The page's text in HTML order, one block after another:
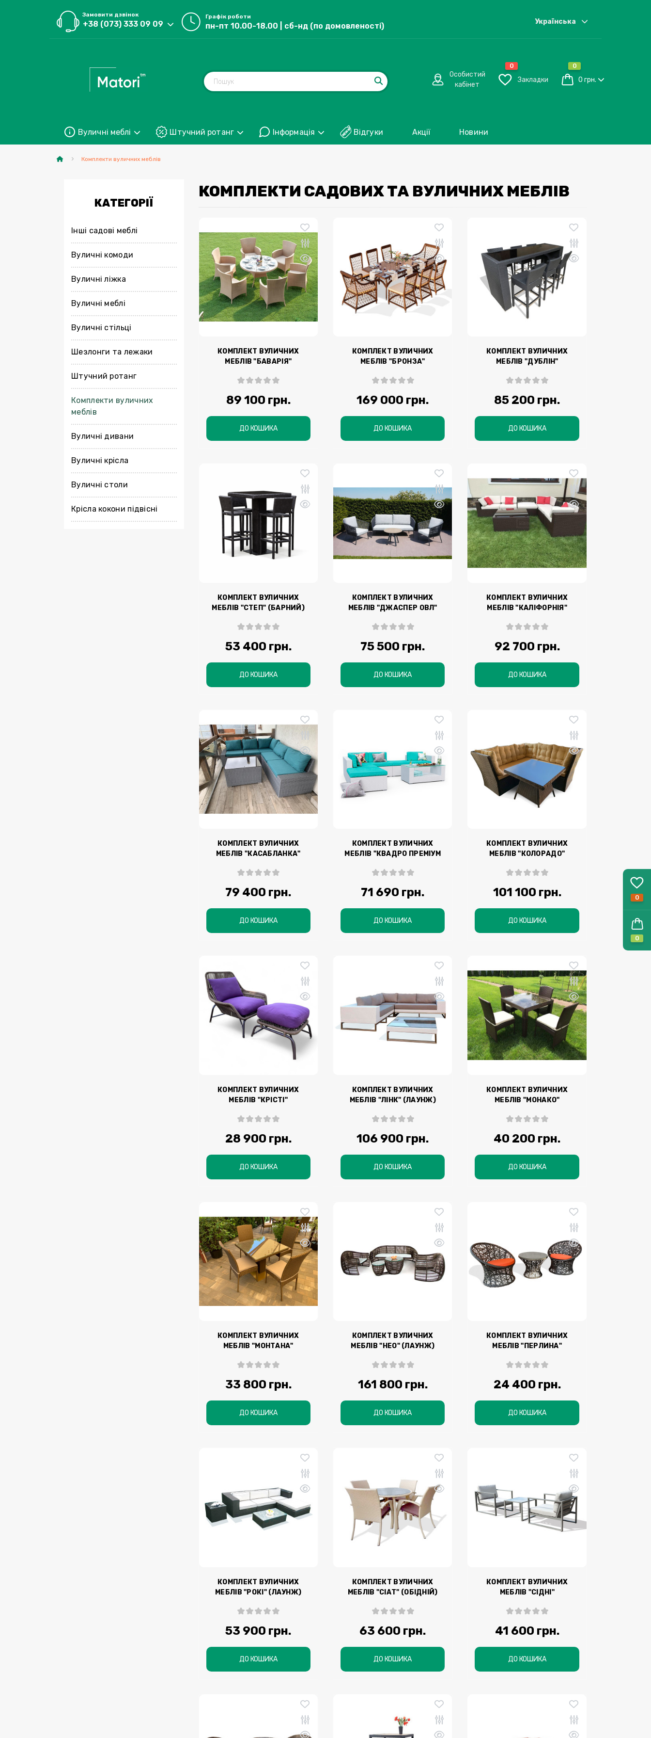
0
0
Замовити дзвінок
+38 (073) 333 09 09
Графік роботи
пн-пт 10.00-18.00 | сб-нд (по домовленості) Українська
Особистий
кабінет
Закладки
0 0
0 грн.
Вуличні меблі Штучний ротанг Інформація Відгуки Акції Новини
Комплекти вуличних меблів
КАТЕГОРІЇ
Інші садові меблі
Вуличні комоди
Вуличні ліжка
Вуличні меблі
Вуличні стільці
Шезлонги та лежаки
Штучний ротанг
Комплекти вуличних
меблів
Вуличні дивани
Вуличні крісла
Вуличні столи
Крісла кокони підвісні
КОМПЛЕКТИ САДОВИХ ТА ВУЛИЧНИХ МЕБЛІВ
КОМПЛЕКТ ВУЛИЧНИХ
МЕБЛІВ "БАВАРІЯ"
89 100 грн.
ДО КОШИКА
КОМПЛЕКТ ВУЛИЧНИХ
МЕБЛІВ "БРОНЗА"
169 000 грн.
ДО КОШИКА
КОМПЛЕКТ ВУЛИЧНИХ
МЕБЛІВ "ДУБЛІН"
85 200 грн.
ДО КОШИКА
КОМПЛЕКТ ВУЛИЧНИХ
МЕБЛІВ "СТЕП" (БАРНИЙ)
53 400 грн.
ДО КОШИКА
КОМПЛЕКТ ВУЛИЧНИХ
МЕБЛІВ "ДЖАСПЕР ОВЛ"
75 500 грн.
ДО КОШИКА
КОМПЛЕКТ ВУЛИЧНИХ
МЕБЛІВ "КАЛІФОРНІЯ"
92 700 грн.
ДО КОШИКА
КОМПЛЕКТ ВУЛИЧНИХ
МЕБЛІВ "КАСАБЛАНКА"
79 400 грн.
ДО КОШИКА
КОМПЛЕКТ ВУЛИЧНИХ
МЕБЛІВ "КВАДРО ПРЕМІУМ
71 690 грн.
ДО КОШИКА
КОМПЛЕКТ ВУЛИЧНИХ
МЕБЛІВ "КОЛОРАДО"
101 100 грн.
ДО КОШИКА
КОМПЛЕКТ ВУЛИЧНИХ
МЕБЛІВ "КРІСТІ"
28 900 грн.
ДО КОШИКА
КОМПЛЕКТ ВУЛИЧНИХ
МЕБЛІВ "ЛІНК" (ЛАУНЖ)
106 900 грн.
ДО КОШИКА
КОМПЛЕКТ ВУЛИЧНИХ
МЕБЛІВ "МОНАКО"
40 200 грн.
ДО КОШИКА
КОМПЛЕКТ ВУЛИЧНИХ
МЕБЛІВ "МОНТАНА"
33 800 грн.
ДО КОШИКА
КОМПЛЕКТ ВУЛИЧНИХ
МЕБЛІВ "НЕО" (ЛАУНЖ)
161 800 грн.
ДО КОШИКА
КОМПЛЕКТ ВУЛИЧНИХ
МЕБЛІВ "ПЕРЛИНА"
24 400 грн.
ДО КОШИКА
КОМПЛЕКТ ВУЛИЧНИХ
МЕБЛІВ "РОКІ" (ЛАУНЖ)
53 900 грн.
ДО КОШИКА
КОМПЛЕКТ ВУЛИЧНИХ
МЕБЛІВ "СІАТ" (ОБІДНІЙ)
63 600 грн.
ДО КОШИКА
КОМПЛЕКТ ВУЛИЧНИХ
МЕБЛІВ "СІДНІ"
41 600 грн.
ДО КОШИКА